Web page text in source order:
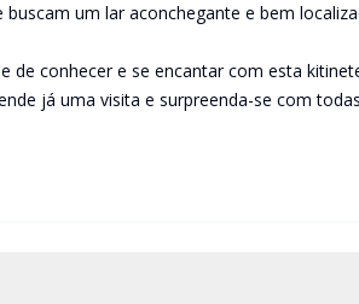
um lar aconchegante e bem
de conhecer e se encantar com esta
já uma visita e surpreenda-se com